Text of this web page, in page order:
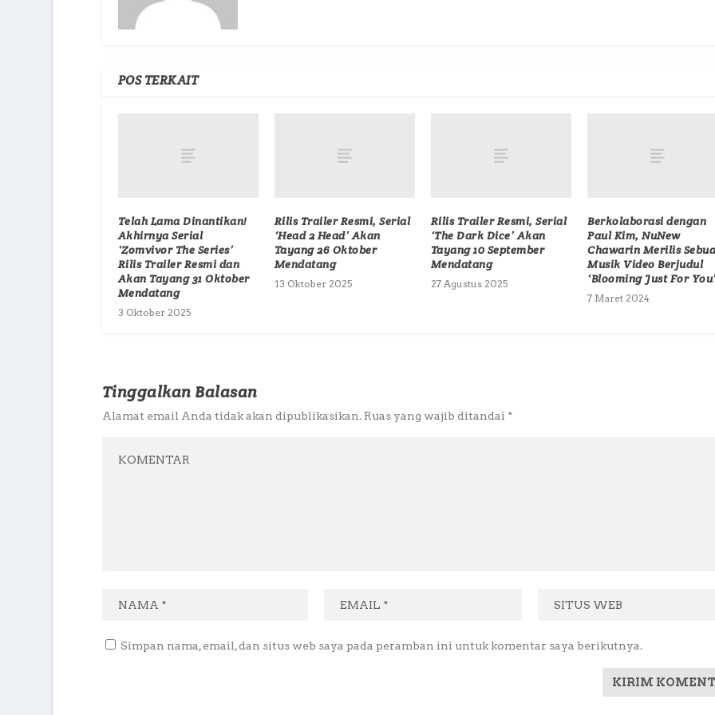
POS TERKAIT
Telah Lama Dinantikan!
Akhirnya Serial
‘Zomvivor The Series’
Rilis Trailer Resmi dan
Akan Tayang 31 Oktober
Mendatang
3 Oktober 2025
Rilis Trailer Resmi, Serial
‘Head 2 Head’ Akan
Tayang 26 Oktober
Mendatang
13 Oktober 2025
Rilis Trailer Resmi, Serial
‘The Dark Dice’ Akan
Tayang 10 September
Mendatang
27 Agustus 2025
Berkolaborasi dengan
Paul Kim, NuNew
Chawarin Merilis
Musik Video Berjudul
‘Blooming Just For
7 Maret 2024
Tinggalkan Balasan
Alamat email Anda tidak akan dipublikasikan. Ruas yang wajib ditandai *
Simpan nama, email, dan situs web saya pada peramban ini untuk komentar saya berikutnya.